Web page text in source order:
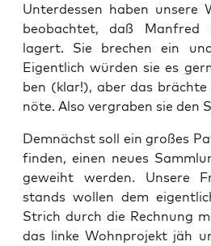
Unter­des­sen haben unse­re
beob­ach­tet, daß Man­fred
lagert. Sie bre­chen ein
Eigent­lich wür­den sie es
ben (klar!), aber das
nö­te. Also ver­gra­ben sie den
Dem­nächst soll ein gro­ßes
fin­den, einen neu­es
ge­weiht wer­den. Unse­re
stands wol­len dem
Strich durch die Rech­nung
das lin­ke Wohn­pro­jekt jäh